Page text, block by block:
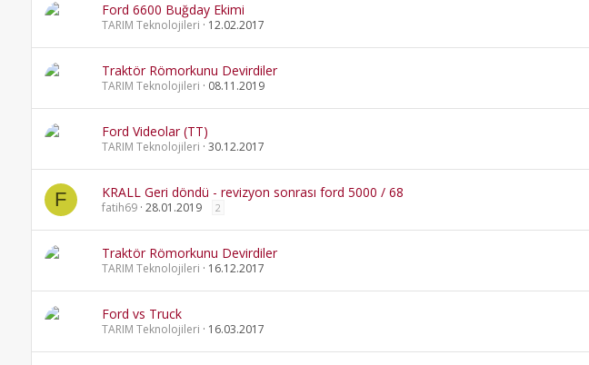
Ford 6600 Buğday Ekimi
TARIM Teknolojileri 12.02.2017
Traktör Römorkunu Devirdiler
TARIM Teknolojileri 08.11.2019
Ford Videolar (TT)
TARIM Teknolojileri 30.12.2017
F KRALL Geri döndü - revizyon sonrası ford 5000 / 68
fatih69 28.01.2019 2
Traktör Römorkunu Devirdiler
TARIM Teknolojileri 16.12.2017
Ford vs Truck
TARIM Teknolojileri 16.03.2017